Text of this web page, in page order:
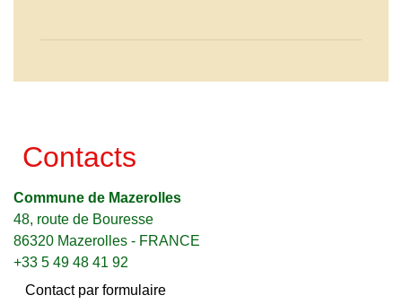
Contacts
Commune de Mazerolles
48, route de Bouresse
86320 Mazerolles - FRANCE
+33 5 49 48 41 92
Contact par formulaire